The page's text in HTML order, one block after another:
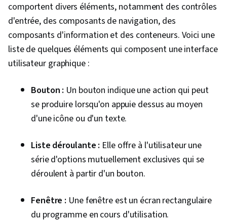
comportent divers éléments, notamment des contrôles
d'entrée, des composants de navigation, des
composants d'information et des conteneurs. Voici une
liste de quelques éléments qui composent une interface
utilisateur graphique :
Bouton : Un bouton indique une action qui peut
se produire lorsqu'on appuie dessus au moyen
d'une icône ou d'un texte.
Liste déroulante : Elle offre à l'utilisateur une
série d'options mutuellement exclusives qui se
déroulent à partir d'un bouton.
Fenêtre : Une fenêtre est un écran rectangulaire
du programme en cours d'utilisation.